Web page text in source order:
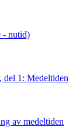
- nutid)
del 1: Medeltiden
av medeltiden